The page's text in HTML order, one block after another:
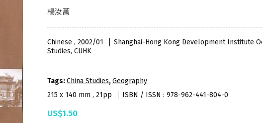
楊汝萬
Chinese , 2002/01 Shanghai-Hong Kong Development Institute
Studies, CUHK
Tags:China Studies,Geography
215 x 140 mm , 21pp
ISBN / ISSN : 978-962-441-804-0
US$1.50